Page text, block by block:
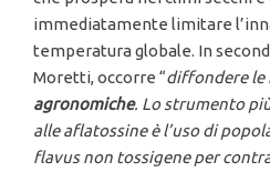
immediatamente limitare
temperatura globale. In
Moretti, occorre “diffondere
agronomiche. Lo strumento
alle aflatossine è l’uso di
flavus non tossigene per